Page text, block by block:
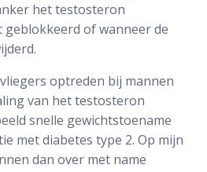
het testosteron
geblokkeerd of wanneer de
optreden bij mannen
van het testosteron
snelle gewichtstoename
met diabetes type 2. Op mijn
dan over met name